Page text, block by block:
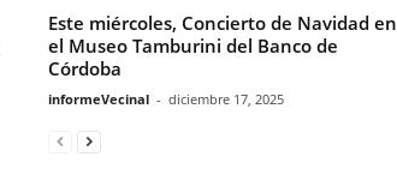
Este miércoles, Concierto de Navidad en
el Museo Tamburini del Banco de
Córdoba
informeVecinal - diciembre 17, 2025